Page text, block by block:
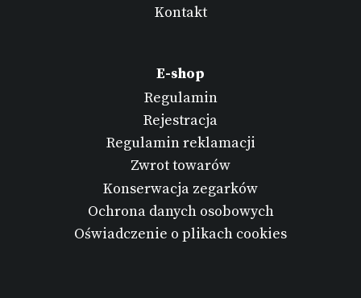
Kontakt
E-shop
Regulamin
Rejestracja
Regulamin reklamacji
Zwrot towarów
Konserwacja zegarków
Ochrona danych osobowych
Oświadczenie o plikach cookies